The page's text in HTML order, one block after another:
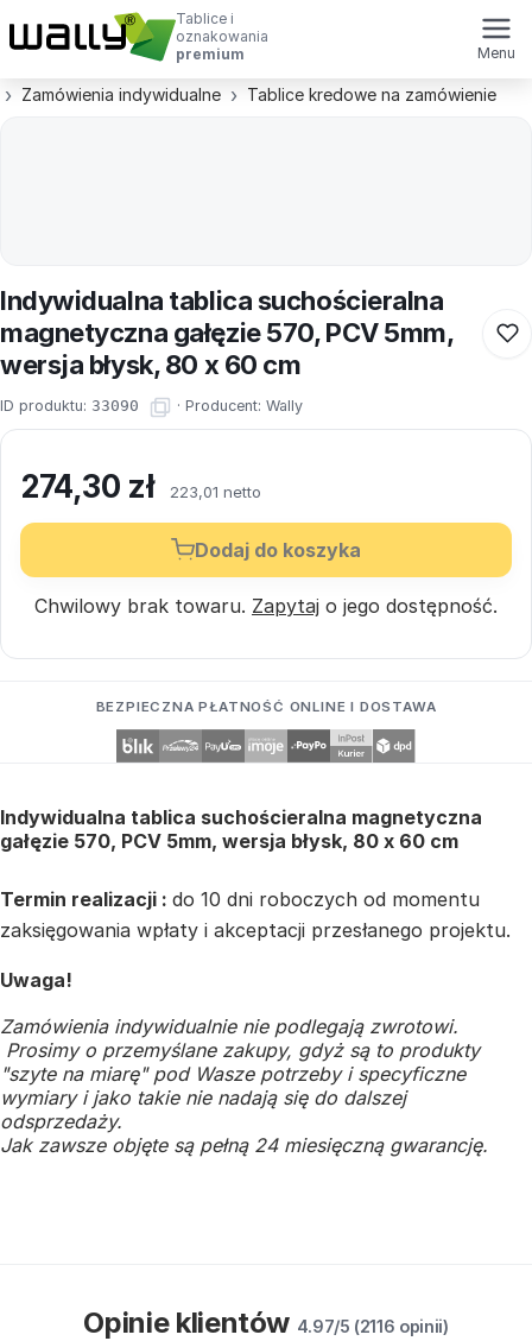
Tablice i
oznakowania
premium
Menu
Zamówienia indywidualne Tablice kredowe na zamówienie
Indywidualna tablica suchościeralna
magnetyczna gałęzie 570, PCV 5mm,
wersja błysk, 80 x 60 cm
ID produktu: 33090 · Producent: Wally
274,30 zł 223,01 netto
Dodaj do koszyka
Chwilowy brak towaru. Zapytaj o jego dostępność.
BEZPIECZNA PŁATNOŚĆ ONLINE I DOSTAWA
Indywidualna tablica suchościeralna magnetyczna
gałęzie 570, PCV 5mm, wersja błysk, 80 x 60 cm
Termin realizacji : do 10 dni roboczych od momentu
zaksięgowania wpłaty i akceptacji przesłanego projektu.
Uwaga!
Zamówienia indywidualnie nie podlegają zwrotowi.
Prosimy o przemyślane zakupy, gdyż są to produkty
"szyte na miarę" pod Wasze potrzeby i specyficzne
wymiary i jako takie nie nadają się do dalszej
odsprzedaży.
Jak zawsze objęte są pełną 24 miesięczną gwarancję.
Opinie klientów 4.97/5 (2116 opinii)